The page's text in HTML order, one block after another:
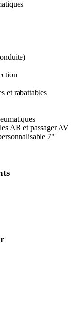
et rabattables
AR et passager AV
7"